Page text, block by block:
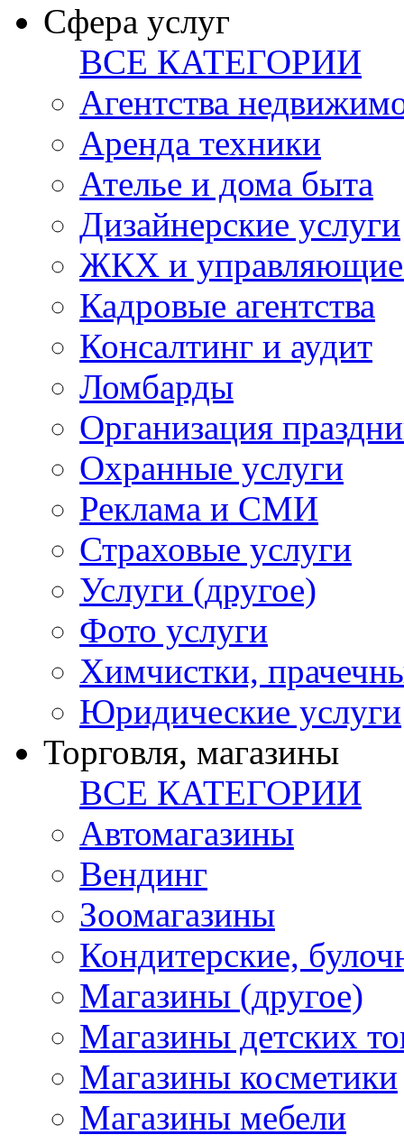
Сфера услуг
ВСЕ КАТЕГОРИИ
Агентства
Аренда техники
Ателье и дома быта
Дизайнерские услуги
ЖКХ и управляющие
Кадровые агентства
Консалтинг и аудит
Ломбарды
Организация
Охранные услуги
Реклама и СМИ
Страховые услуги
Услуги (другое)
Фото услуги
Химчистки,
Юридические услуги
Торговля, магазины
ВСЕ КАТЕГОРИИ
Автомагазины
Вендинг
Зоомагазины
Кондитерские,
Магазины (другое)
Магазины детских
Магазины косметики
Магазины мебели